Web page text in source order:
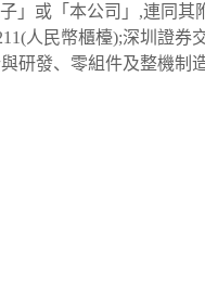
」或「本公司」,連同
人民幣櫃檯);深圳證
研發、零組件及整機